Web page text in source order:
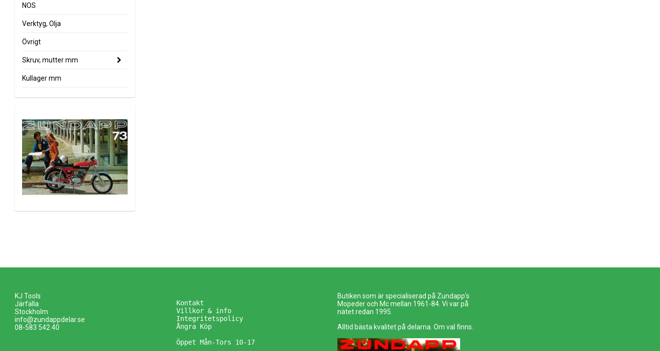
NOS
Verktyg, Olja
Övrigt
Skruv, mutter mm
Kullager mm
KJ Tools
Järfälla
Stockholm
info@zundappdelar.se
08-583 542 40
Kontakt
Villkor & info
Integritetspolicy
Ångra Köp
Öppet Mån-Tors 10-17
Butiken som är specialiserad på Zundapp's
Mopeder och Mc mellan 1961-84. Vi var på
nätet redan 1995.
Alltid bästa kvalitet på delarna. Om val finns.